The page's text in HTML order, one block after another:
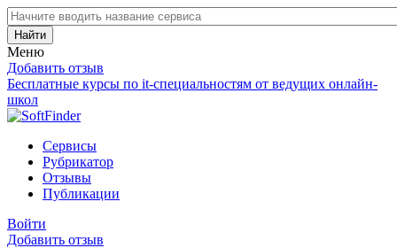
Найти
Меню
Добавить отзыв
Бесплатные курсы по it-специальностям от ведущих онлайн-
школ
Сервисы
Рубрикатор
Отзывы
Публикации
Войти
Добавить отзыв